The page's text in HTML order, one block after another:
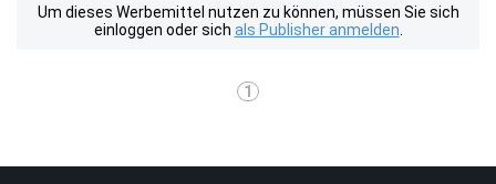
Um dieses Werbemittel nutzen zu können, müssen Sie sich
einloggen oder sich als Publisher anmelden
1